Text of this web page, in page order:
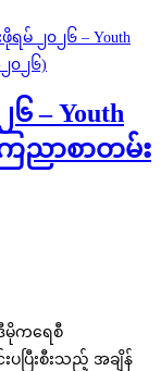
– Youth
ေညာစာတမ်း
မိုကရေစီ
ပြီးစီးသည့် အချိန်